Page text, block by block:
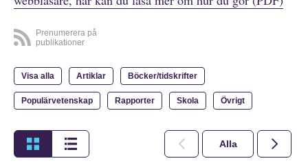
Prenumerera på
publikationer
Visa alla Artiklar Böcker/tidskrifter
Populärvetenskap Rapporter Skola Övrigt
Alla 2026